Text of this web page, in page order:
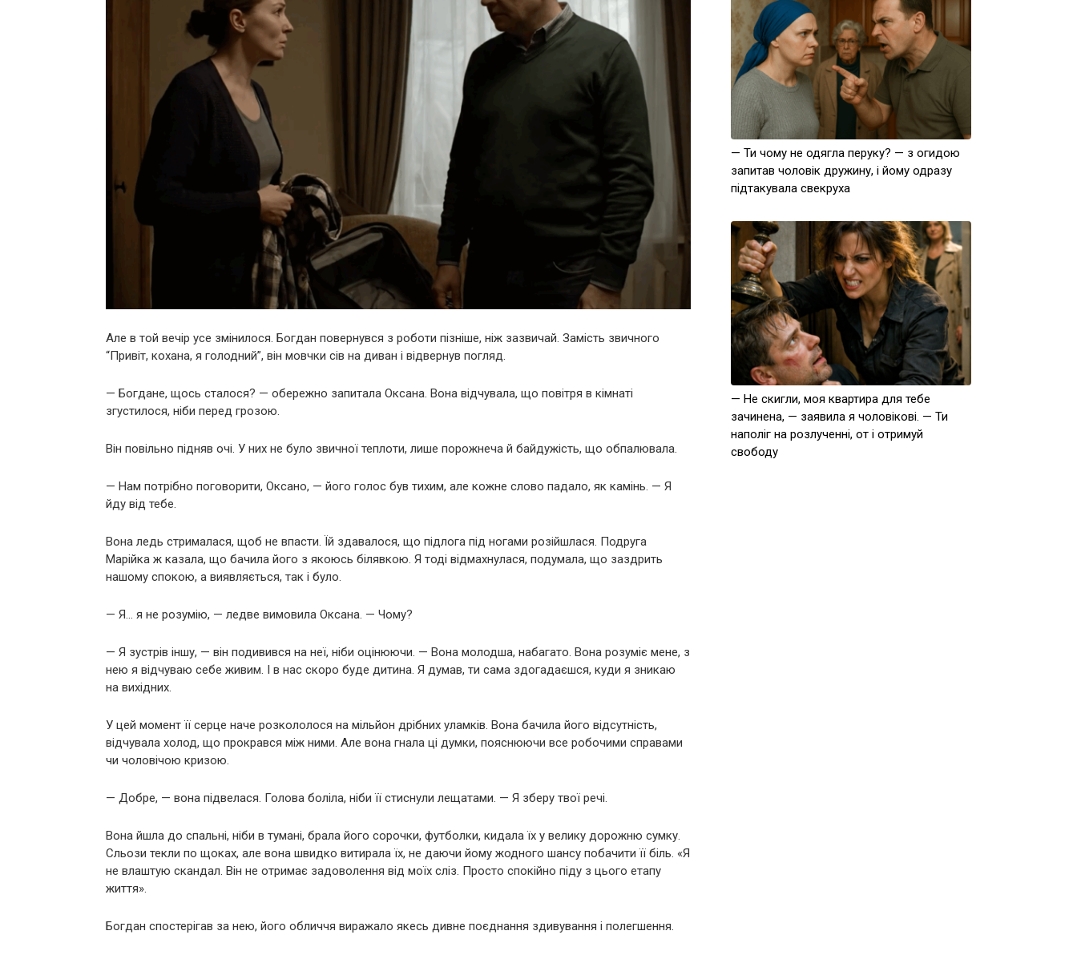
Але в той вечір усе змінилося. Богдан повернувся з роботи пізніше, ніж зазвичай. Замість звичного
“Привіт, кохана, я голодний”, він мовчки сів на диван і відвернув погляд.
— Богдане, щось сталося? — обережно запитала Оксана. Вона відчувала, що повітря в кімнаті
згустилося, ніби перед грозою.
Він повільно підняв очі. У них не було звичної теплоти, лише порожнеча й байдужість, що обпалювала.
— Нам потрібно поговорити, Оксано, — його голос був тихим, але кожне слово падало, як камінь. — Я
йду від тебе.
Вона ледь стрималася, щоб не впасти. Їй здавалося, що підлога під ногами розійшлася. Подруга
Марійка ж казала, що бачила його з якоюсь білявкою. Я тоді відмахнулася, подумала, що заздрить
нашому спокою, а виявляється, так і було.
— Я… я не розумію, — ледве вимовила Оксана. — Чому?
— Я зустрів іншу, — він подивився на неї, ніби оцінюючи. — Вона молодша, набагато. Вона розуміє мене, з
нею я відчуваю себе живим. І в нас скоро буде дитина. Я думав, ти сама здогадаєшся, куди я зникаю
на вихідних.
У цей момент її серце наче розкололося на мільйон дрібних уламків. Вона бачила його відсутність,
відчувала холод, що прокрався між ними. Але вона гнала ці думки, пояснюючи все робочими справами
чи чоловічою кризою.
— Добре, — вона підвелася. Голова боліла, ніби її стиснули лещатами. — Я зберу твої речі.
Вона йшла до спальні, ніби в тумані, брала його сорочки, футболки, кидала їх у велику дорожню сумку.
Сльози текли по щоках, але вона швидко витирала їх, не даючи йому жодного шансу побачити її біль. «Я
не влаштую скандал. Він не отримає задоволення від моїх сліз. Просто спокійно піду з цього етапу
життя».
Богдан спостерігав за нею, його обличчя виражало якесь дивне поєднання здивування і полегшення.
— Ти чому не одягла перуку? — з огидою
запитав чоловік дружину, і йому одразу
підтакувала свекруха
— Не скигли, моя квартира для тебе
зачинена, — заявила я чоловікові. — Ти
наполіг на розлученні, от і отримуй
свободу